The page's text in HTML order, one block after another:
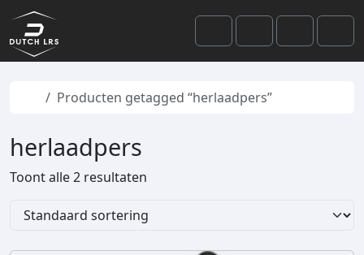
Skip to content
Skip to footer
SearchAccount
Cart
Home
Producten getagged “herlaadpers”
herlaadpers
Toont alle 2 resultaten